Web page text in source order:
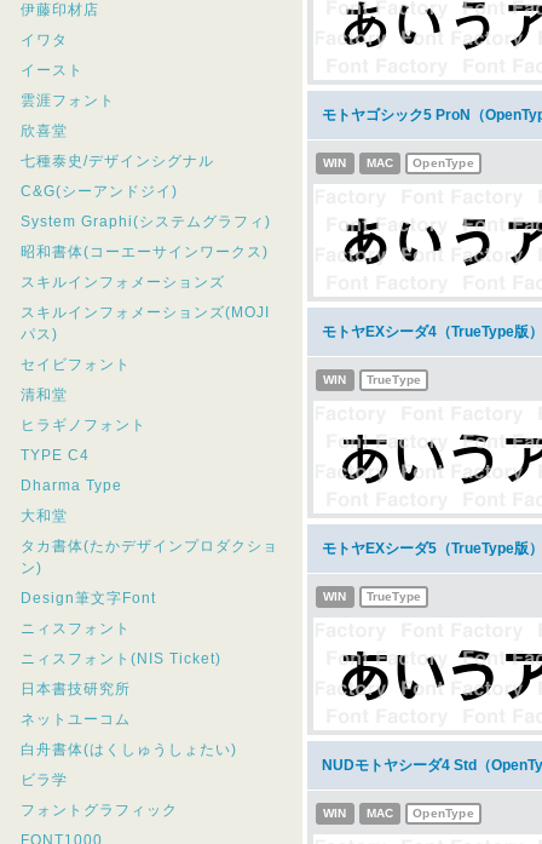
伊藤印材店
イワタ
イースト
雲涯フォント
欣喜堂
七種泰史/デザインシグナル
C&G(シーアンドジイ)
System Graphi(システムグラフィ)
昭和書体(コーエーサインワークス)
スキルインフォメーションズ
スキルインフォメーションズ(MOJI
パス)
セイビフォント
清和堂
ヒラギノフォント
TYPE C4
Dharma Type
大和堂
タカ書体(たかデザインプロダクショ
ン)
Design筆文字Font
ニィスフォント
ニィスフォント(NIS Ticket)
日本書技研究所
ネットユーコム
白舟書体(はくしゅうしょたい)
ビラ学
フォントグラフィック
FONT1000
モトヤゴシック5 ProN（
WIN MAC OpenType
モトヤEXシーダ4（TrueType版
WIN TrueType
モトヤEXシーダ5（TrueType版
WIN TrueType
NUDモトヤシーダ4 Std（
WIN MAC OpenType